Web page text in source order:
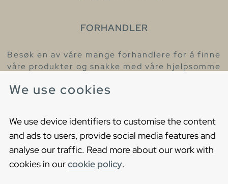
We use cookies
We use device identifiers to customise the content
and ads to users, provide social media features and
analyse our traffic. Read more about our work with
cookies in ourcookie policy.
FORHANDLER
Besøk en av våre mange forhandlere for å finne
våre produkter og snakke med våre hjelpsomme